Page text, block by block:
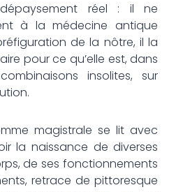
réel : il ne
à la médecine antique
de la nôtre, il la
pour ce qu’elle est, dans
insolites, sur
magistrale se lit avec
la naissance de diverses
de ses fonctionnements
retrace de pittoresque